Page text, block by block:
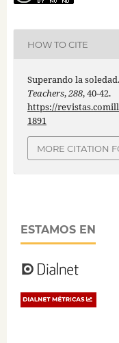
HOW TO CITE
Superando la
Teachers,288, 40-42.
https://
1891
MORE CITATION
ESTAMOS EN